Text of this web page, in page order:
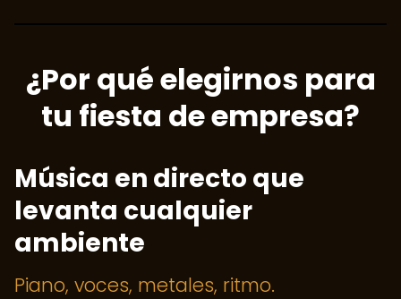
¿Por qué elegirnos para
tu fiesta de empresa?
Música en directo que
levanta cualquier
ambiente
Piano, voces, metales, ritmo.